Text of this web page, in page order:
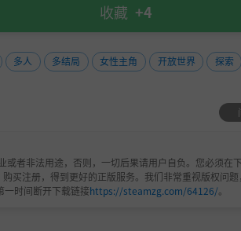
收藏 +4
多人 多结局 女性主角 开放世界
探索
者非法用途，否则，一切后果请用户自负。您必须在
买注册，得到更好的正版服务。我们非常重视版权问题
时间断开下载链接https://steamzg.com/64126/。